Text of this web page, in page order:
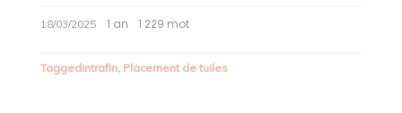
18/03/2025 1 an 1 229 mot
Taggedintrafin, Placement de tuiles